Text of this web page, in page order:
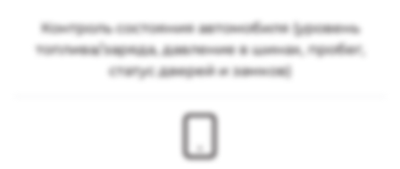
Контроль состояния автомобиля (уровень
топлива/заряда, давление в шинах, пробег,
статус дверей и замков)